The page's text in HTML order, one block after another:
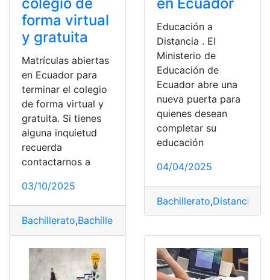
colegio de
forma virtual
y gratuita
Matrículas abiertas
en Ecuador para
terminar el colegio
de forma virtual y
gratuita. Si tienes
alguna inquietud
recuerda
contactarnos a
03/10/2025
Bachillerato,Bachillerato a distancia
en Ecuador
Educación a
Distancia . El
Ministerio de
Educación de
Ecuador abre una
nueva puerta para
quienes desean
completar su
educación
04/04/2025
Bachillerato,Distancia